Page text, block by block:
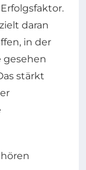
daran
in der
gesehen
stärkt